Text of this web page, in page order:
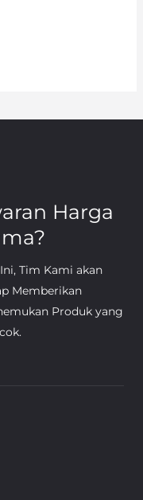
Harga
Tim Kami akan
Memberikan
Produk yang